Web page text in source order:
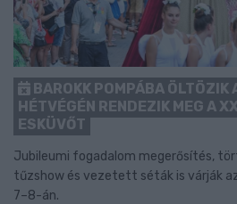
BAROKK POMPÁBA ÖLTÖZIK
HÉTVÉGÉN RENDEZIK MEG A
ESKÜVŐT
Jubileumi fogadalom megerősítés,
tűzshow és vezetett séták is várják
7–8-án.